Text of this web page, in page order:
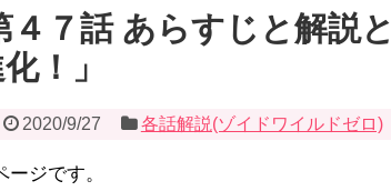
７話 あらすじと解説と
！」
2020/9/27 各話解説(ゾイドワイルドゼロ)
ジです。